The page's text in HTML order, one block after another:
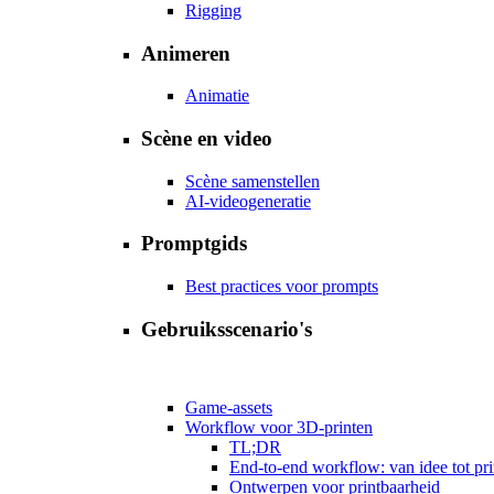
Rigging
Animeren
Animatie
Scène en video
Scène samenstellen
AI-videogeneratie
Promptgids
Best practices voor prompts
Gebruiksscenario's
Game-assets
Workflow voor 3D-printen
TL;DR
End-to-end workflow: van idee tot
Ontwerpen voor printbaarheid